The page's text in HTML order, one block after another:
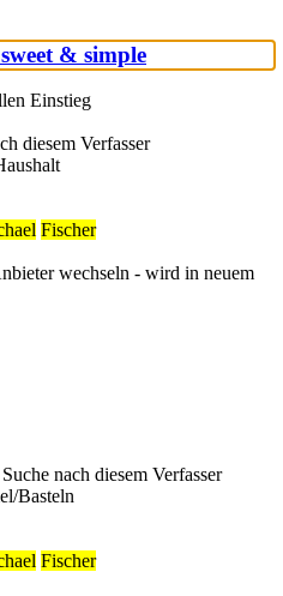
& simple
Einstieg
diesem Verfasser
Fischer
wechseln - wird in neuem
Suche nach diesem Verfasser
Basteln
Fischer